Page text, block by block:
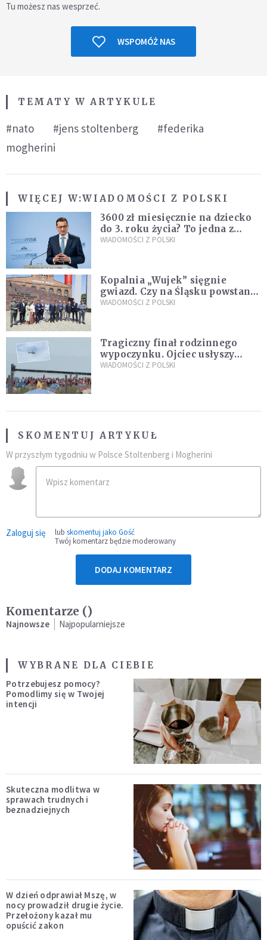
Tu możesz nas wesprzeć.
WSPOMÓŻ NAS
TEMATY W ARTYKULE
#nato #jens stoltenberg
#federika
mogherini
WIĘCEJ W:WIADOMOŚCI Z POLSKI
3600 zł miesięcznie na dziecko
do 3. roku życia? To jedna z
propozycji programu "Rozwój
WIADOMOŚCI Z POLSKI
Kopalnia „Wujek” sięgnie
gwiazd. Czy na Śląsku powstanie
„Dolina Krzemowa”?
WIADOMOŚCI Z POLSKI
Tragiczny finał rodzinnego
wypoczynku. Ojciec usłyszy
zarzuty
WIADOMOŚCI Z POLSKI
SKOMENTUJ ARTYKUŁ
W przyszłym tygodniu w Polsce Stoltenberg i Mogherini
Zaloguj się lub skomentuj jako Gość
Twój komentarz będzie moderowany
DODAJ KOMENTARZ
Komentarze ()
Najnowsze Najpopularniejsze
WYBRANE DLA CIEBIE
Potrzebujesz pomocy?
Pomodlimy się w Twojej
intencji
Skuteczna modlitwa w
sprawach trudnych i
beznadziejnych
W dzień odprawiał Mszę, w
nocy prowadził drugie życie.
Przełożony kazał mu
opuścić zakon